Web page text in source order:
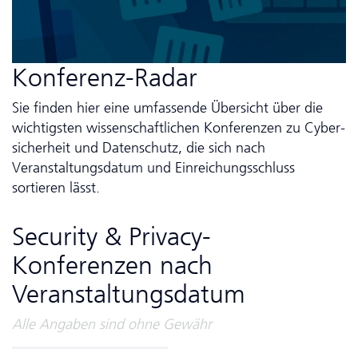
Konferenz-Radar
Sie finden hier eine umfassende Übersicht über die
wichtigsten wissen­schaft­lichen Konferenzen zu Cyber­
sicher­heit und Da­ten­schutz, die sich nach
Veranstaltungsdatum und Einreichungsschluss
sortieren lässt.
Security & Privacy-
Konferenzen nach
Veranstaltungsdatum
Alle Angaben sind ohne Gewähr